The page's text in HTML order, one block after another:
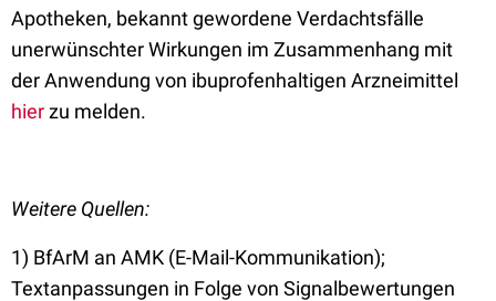
Apotheken, bekannt gewordene Verdachtsfälle
unerwünschter Wirkungen im Zusammenhang mit
der Anwendung von ibuprofenhaltigen Arzneimittel
hierzu melden.
Weitere Quellen:
1) BfArM an AMK (E-Mail-Kommunikation);
Textanpassungen in Folge von Signalbewertungen